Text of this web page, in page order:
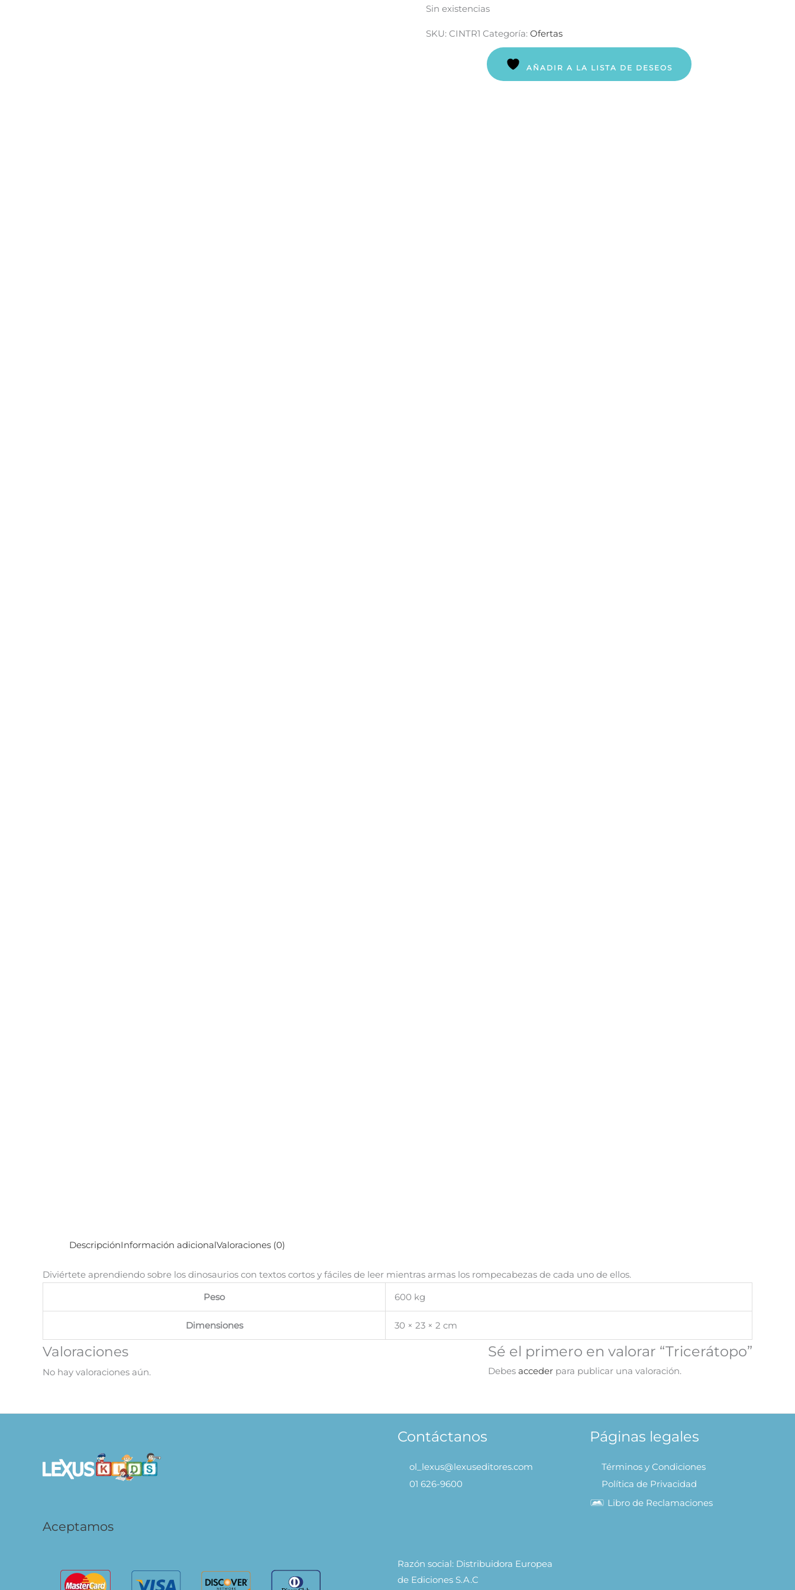
Sin existencias
SKU: CINTR1 Categoría: Ofertas
AÑADIR A LA LISTA DE DESEOS
DescripciónInformación adicionalValoraciones (0)
Diviértete aprendiendo sobre los dinosaurios con textos cortos y fáciles de leer mientras armas los rompecabezas de cada uno de ellos.
Peso
600 kg
Dimensiones 30 × 23 × 2 cm
Valoraciones
No hay valoraciones aún.
Sé el primero en valorar “Tricerátopo”
Debes acceder para publicar una valoración.
Aceptamos
Contáctanos
ol_lexus@lexuseditores.com
01 626-9600
Razón social: Distribuidora Europea
de Ediciones S.A.C
Páginas legales
Términos y Condiciones
Política de Privacidad
Libro de Reclamaciones